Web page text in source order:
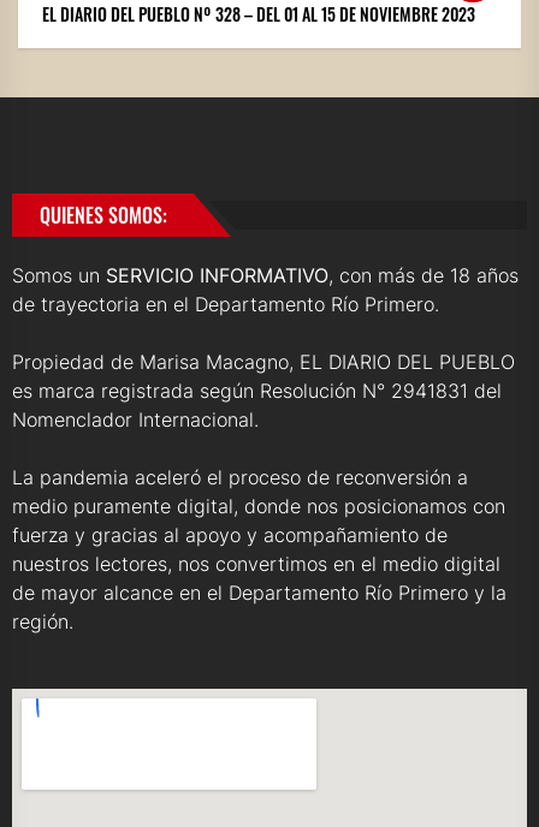
EL DIARIO DEL PUEBLO Nº 328 – DEL 01 AL 15 DE NOVIEMBRE 2023
QUIENES SOMOS:
Somos un SERVICIO INFORMATIVO, con más de 18 años
de trayectoria en el Departamento Río Primero.
Propiedad de Marisa Macagno, EL DIARIO DEL PUEBLO
es marca registrada según Resolución N° 2941831 del
Nomenclador Internacional.
La pandemia aceleró el proceso de reconversión a
medio puramente digital, donde nos posicionamos con
fuerza y gracias al apoyo y acompañamiento de
nuestros lectores, nos convertimos en el medio digital
de mayor alcance en el Departamento Río Primero y la
región.